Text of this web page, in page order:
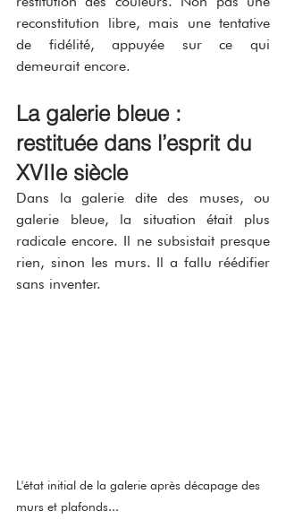
reconstitution libre, mais une tentative
de fidélité, appuyée sur ce qui
demeurait encore.
La galerie bleue :
restituée dans l’esprit du
XVIIe siècle
Dans la galerie dite des muses, ou
galerie bleue, la situation était plus
radicale encore. Il ne subsistait presque
rien, sinon les murs. Il a fallu réédifier
sans inventer.
L'état initial de la galerie après décapage des
murs et plafonds...